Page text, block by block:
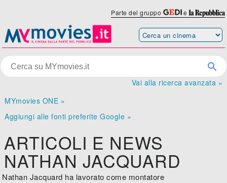
Parte del gruppo e
Vai alla ricerca avanzata »
MYmovies ONE »
Aggiungi alle fonti preferite Google »
ARTICOLI E NEWS
NATHAN JACQUARD
Nathan Jacquard ha lavorato come montatore